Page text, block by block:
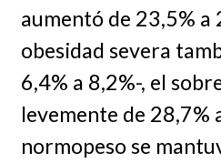
aumentó de 23,5% a
obesidad severa
6,4% a 8,2%-, el
levemente de 28,7%
normopeso se